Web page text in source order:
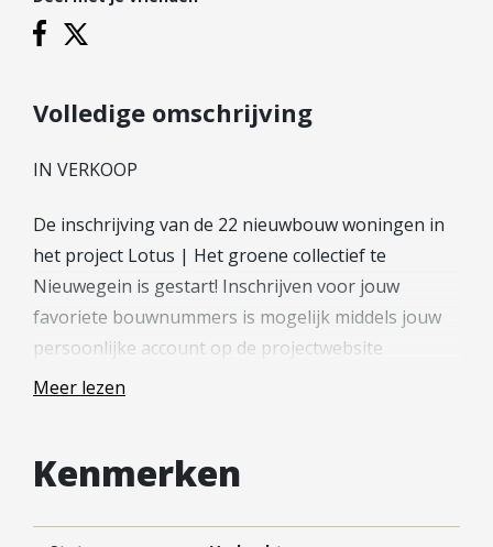
Hypotheekadvies
Hypotheek oversluiten
Starterslening
Banken
Reviews
Leer ons kennen
Over Ons
FAQ
Volledige omschrijving
IN VERKOOP
De inschrijving van de 22 nieuwbouw woningen in
het project Lotus | Het groene collectief te
Nieuwegein is gestart! Inschrijven voor jouw
favoriete bouwnummers is mogelijk middels jouw
persoonlijke account op de projectwebsite
(woneninlotus.nl).
keus is aan jou!
—
Meer lezen
Kenmerken